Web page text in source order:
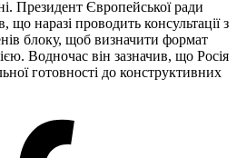
Президент Європейської ради
наразі проводить консультації з
блоку, щоб визначити формат
Водночас він зазначив, що Росія
готовності до конструктивних